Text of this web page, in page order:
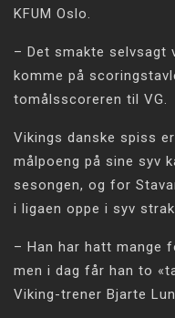
KFUM Oslo.
– Det smakte selvsagt
komme på
tomålsscoreren til VG.
Vikings danske spiss
målpoeng på sine syv
sesongen, og for
i ligaen oppe i syv
– Han har hatt mange
men i dag får han to
Viking-trener Bjarte